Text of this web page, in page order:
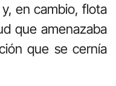
en cambio, flota
que amenazaba
que se cernía